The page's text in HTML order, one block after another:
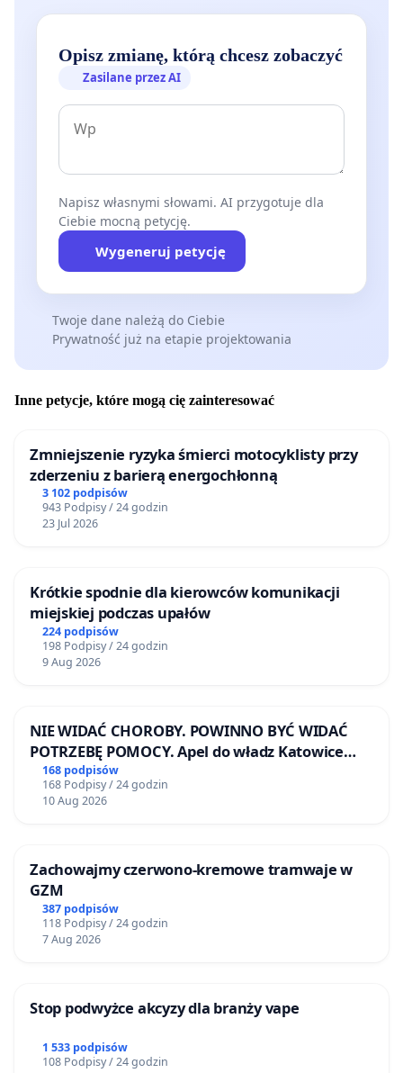
Opisz zmianę, którą chcesz zobaczyć
Zasilane przez AI
Napisz własnymi słowami. AI przygotuje dla
Ciebie mocną petycję.
Wygeneruj petycję
Twoje dane należą do Ciebie
Prywatność już na etapie projektowania
Inne petycje, które mogą cię zainteresować
Zmniejszenie ryzyka śmierci motocyklisty przy
zderzeniu z barierą energochłonną
3 102 podpisów
943 Podpisy / 24 godzin
23 Jul 2026
Krótkie spodnie dla kierowców komunikacji
miejskiej podczas upałów
224 podpisów
198 Podpisy / 24 godzin
9 Aug 2026
NIE WIDAĆ CHOROBY. POWINNO BYĆ WIDAĆ
POTRZEBĘ POMOCY. Apel do władz Katowice
Airport o przystąpienie do programu HIDDEN
DISABILITIES SUNFLOWER – SŁONECZNIK –
UKRYTE NIEPEŁNOSPRAWNOŚCI
168 podpisów
168 Podpisy / 24 godzin
10 Aug 2026
Zachowajmy czerwono-kremowe tramwaje w
GZM
387 podpisów
118 Podpisy / 24 godzin
7 Aug 2026
Stop podwyżce akcyzy dla branży vape
1 533 podpisów
108 Podpisy / 24 godzin